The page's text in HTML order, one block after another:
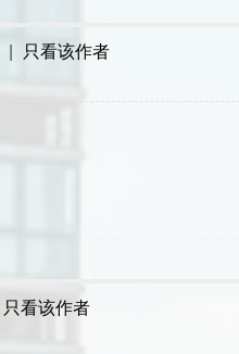
| 只看该作者
只看该作者